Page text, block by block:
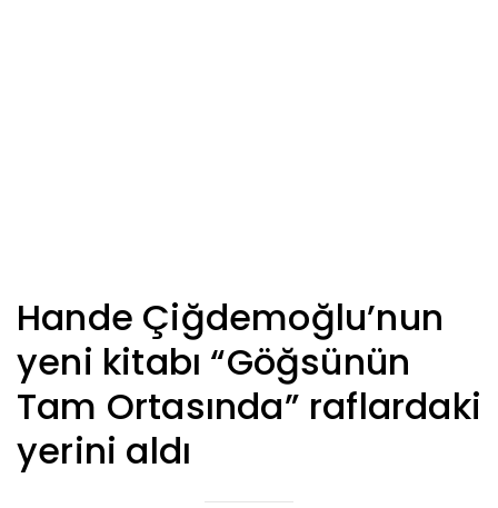
Hande Çiğdemoğlu’nun
yeni kitabı “Göğsünün
Tam Ortasında” raflardaki
yerini aldı